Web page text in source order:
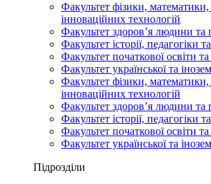
Факультет фізики, математики,
інноваційних технологій
Факультет здоров’я людини
Факультет історії, педагогіки
Факультет початкової освіти
Факультет української та
Факультет фізики, математики,
інноваційних технологій
Факультет здоров’я людини
Факультет історії, педагогіки
Факультет початкової освіти
Факультет української та
Підрозділи